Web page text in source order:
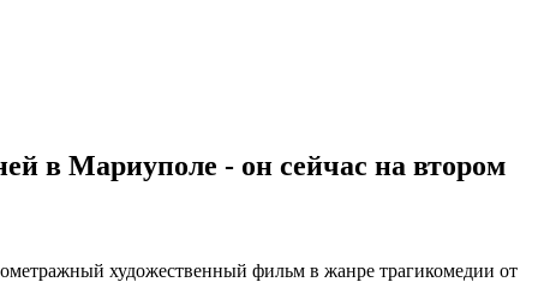
в Мариуполе - он сейчас на втором
художественный фильм в жанре трагикомедии от